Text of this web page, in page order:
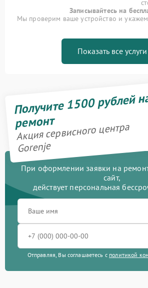
Записывайтесь на
Мы проверим ваше устройство и
Показать все услуги
Получите 1500 рублей
ремонт
Акция сервисного центра
Gorenje
При оформлении заявки на
сайт,
действует персональная
Отправляя, Вы соглашаетесь с политикой